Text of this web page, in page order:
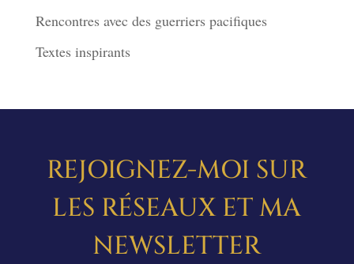
Rencontres avec des guerriers pacifiques
Textes inspirants
REJOIGNEZ-MOI SUR
LES RÉSEAUX ET MA
NEWSLETTER